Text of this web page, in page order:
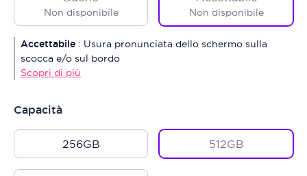
Non disponibile Non disponibile
Accettabile : Usura pronunciata dello schermo sulla
scocca e/o sul bordo
Scopri di più
Capacità
256GB 512GB